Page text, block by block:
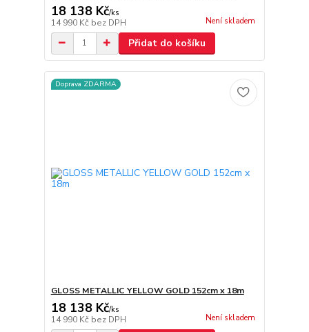
18 138 Kč/ks
14 990 Kč bez DPH Není skladem
Přidat do košíku
Doprava ZDARMA
GLOSS METALLIC YELLOW GOLD 152cm x 18m
18 138 Kč/ks
14 990 Kč bez DPH Není skladem